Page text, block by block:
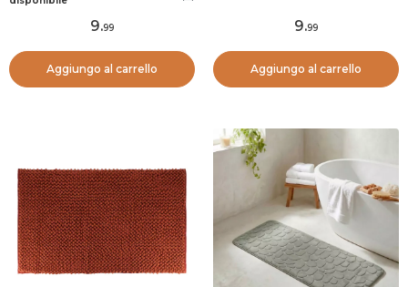
9.99
Aggiungo al carrello
9.99
Aggiungo al carrello